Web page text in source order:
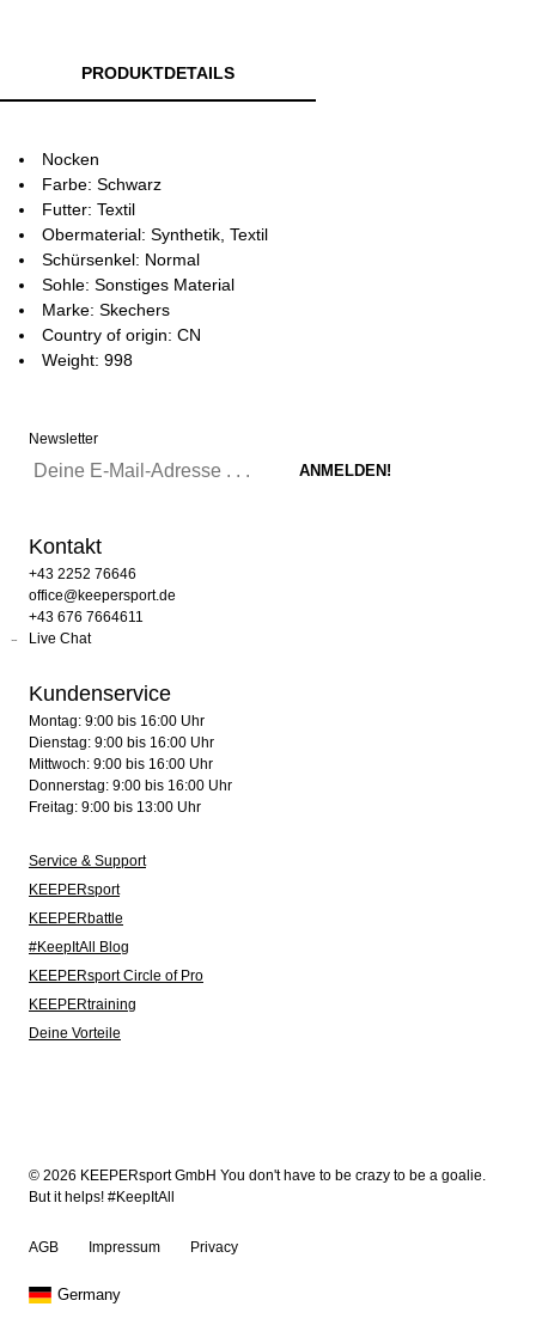
PRODUKTDETAILS
Nocken
Farbe: Schwarz
Futter: Textil
Obermaterial: Synthetik, Textil
Schürsenkel: Normal
Sohle: Sonstiges Material
Marke: Skechers
Country of origin: CN
Weight: 998
Newsletter
Kontakt
+43 2252 76646
office@keepersport.de
+43 676 7664611
Live Chat
Kundenservice
Montag: 9:00 bis 16:00 Uhr
Dienstag: 9:00 bis 16:00 Uhr
Mittwoch: 9:00 bis 16:00 Uhr
Donnerstag: 9:00 bis 16:00 Uhr
Freitag: 9:00 bis 13:00 Uhr
Service & Support
KEEPERsport
KEEPERbattle
#KeepItAll Blog
KEEPERsport Circle of Pro
KEEPERtraining
Deine Vorteile
© 2026 KEEPERsport GmbH You don't have to be crazy to be a goalie.
But it helps! #KeepItAll
AGB Impressum Privacy
Germany